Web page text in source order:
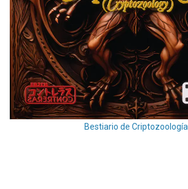
Bestiario de Criptozoología.